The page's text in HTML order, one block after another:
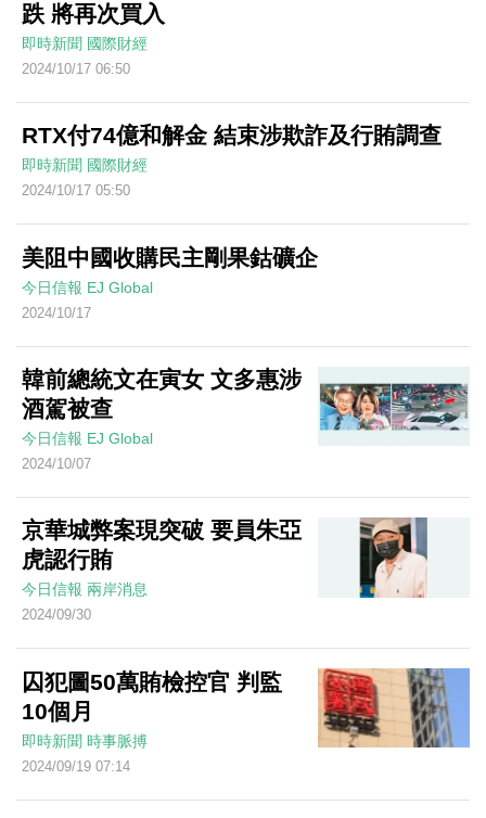
跌 將再次買入
即時新聞 國際財經
2024/10/17 06:50
RTX付74億和解金 結束涉欺詐及行賄調查
即時新聞 國際財經
2024/10/17 05:50
美阻中國收購民主剛果鈷礦企
今日信報 EJ Global
2024/10/17
韓前總統文在寅女 文多惠涉
酒駕被查
今日信報 EJ Global
2024/10/07
京華城弊案現突破 要員朱亞
虎認行賄
今日信報 兩岸消息
2024/09/30
囚犯圖50萬賄檢控官 判監
10個月
即時新聞 時事脈搏
2024/09/19 07:14